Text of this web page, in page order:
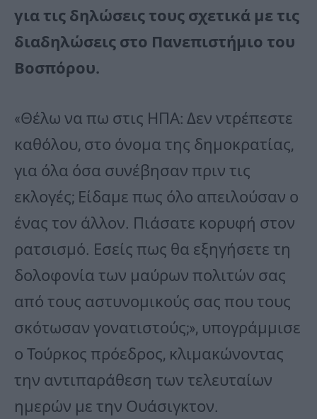
για τις δηλώσεις τους σχετικά με τις
διαδηλώσεις στο Πανεπιστήμιο του
Βοσπόρου.
«Θέλω να πω στις ΗΠΑ: Δεν ντρέπεστε
καθόλου, στο όνομα της δημοκρατίας,
για όλα όσα συνέβησαν πριν τις
εκλογές; Είδαμε πως όλο απειλούσαν ο
ένας τον άλλον. Πιάσατε κορυφή στον
ρατσισμό. Εσείς πως θα εξηγήσετε τη
δολοφονία των μαύρων πολιτών σας
από τους αστυνομικούς σας που τους
σκότωσαν γονατιστούς;», υπογράμμισε
ο Τούρκος πρόεδρος, κλιμακώνοντας
την αντιπαράθεση των τελευταίων
ημερών με την Ουάσιγκτον.